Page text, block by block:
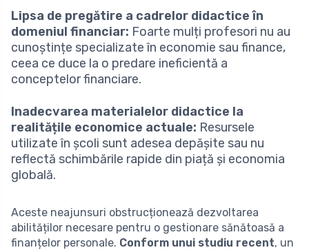
Lipsa de pregătire a cadrelor didactice în
domeniul financiar: Foarte mulți profesori nu au
cunoștințe specializate în economie sau finance,
ceea ce duce la o predare ineficientă a
conceptelor financiare.
Inadecvarea materialelor didactice la
realitățile economice actuale: Resursele
utilizate în școli sunt adesea depășite sau nu
reflectă schimbările rapide din piață și economia
globală.
Aceste neajunsuri obstrucționează dezvoltarea
abilităților necesare pentru o gestionare sănătoasă a
finanțelor personale. Conform unui studiu recent, un